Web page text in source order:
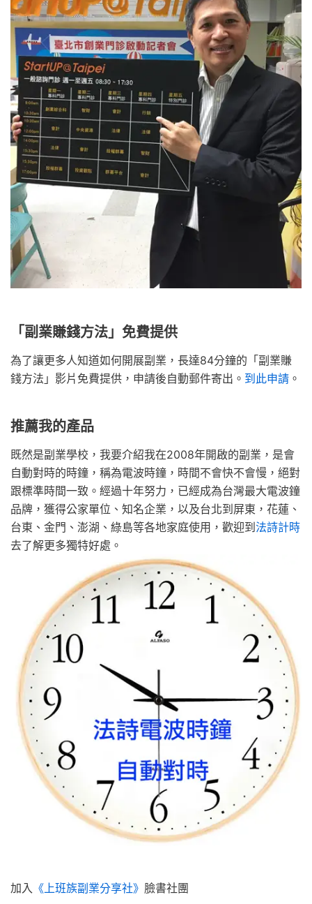
「副業賺錢方法」免費提供
為了讓更多人知道如何開展副業，長達84分鐘的「副業賺
錢方法」影片免費提供，申請後自動郵件寄出。 到此申請 。
推薦我的產品
既然是副業學校，我要介紹我在2008年開啟的副業，是會
自動對時的時鐘，稱為電波時鐘，時間不會快不會慢，絕對
跟標準時間一致。經過十年努力，已經成為台灣最大電波鐘
品牌，獲得公家單位、知名企業，以及台北到屏東，花蓮、
台東、金門、澎湖、綠島等各地家庭使用，歡迎到 法詩計時
去了解更多獨特好處。
加入 《上班族副業分享社》 臉書社團